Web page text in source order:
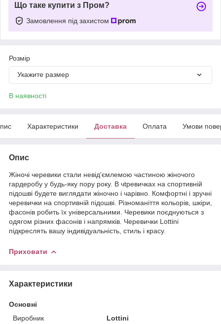
Що таке купити з Пром?
Замовлення під захистом
Розмір
Укажите размер
В наявності
Характеристики Доставка Оплата Умови
Опис
Жіночі черевики стали невід'ємлемою частиною жіночого
гардеробу у будь-яку пору року. В чtревичках на спортивній
підошві будете виглядати жіночно і чарівно. Комфортні і зручні
черевички на спортивній підошві. Різноманіття кольорів, шкіри,
фасонів робить їх універсальними. Черевики поєднуються з
одягом різних фасонів і напрямків. Черевички Lottini
підкреслять вашу індивідуальність, стиль і красу.
Приховати
Характеристики
Основні
Виробник
Lottini